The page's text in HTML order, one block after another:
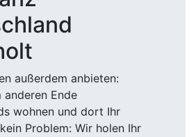
außerdem anbieten:
anderen Ende
wohnen und dort Ihr
Problem: Wir holen Ihr